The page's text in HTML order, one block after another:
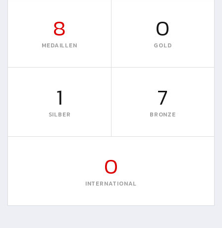
8
MEDAILLEN
0
GOLD
1
SILBER
7
BRONZE
0
INTERNATIONAL